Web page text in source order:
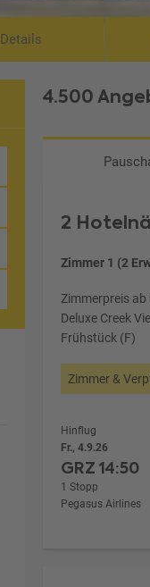
Details
4.500
2
Zimmer 1 (2
Zimmerpreis ab
Deluxe Creek
Frühstück (F)
Zimmer &
Hinflug
Fr., 4.9.26
GRZ14:50
1 Stopp
Pegasus Airlines